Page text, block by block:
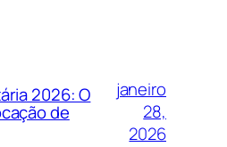
2026: O
de
janeiro
28,
2026